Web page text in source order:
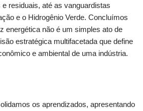
residuais, até as vanguardistas
e o Hidrogênio Verde. Concluímos
energética não é um simples ato de
estratégica multifacetada que define
e ambiental de uma indústria.
os aprendizados, apresentando